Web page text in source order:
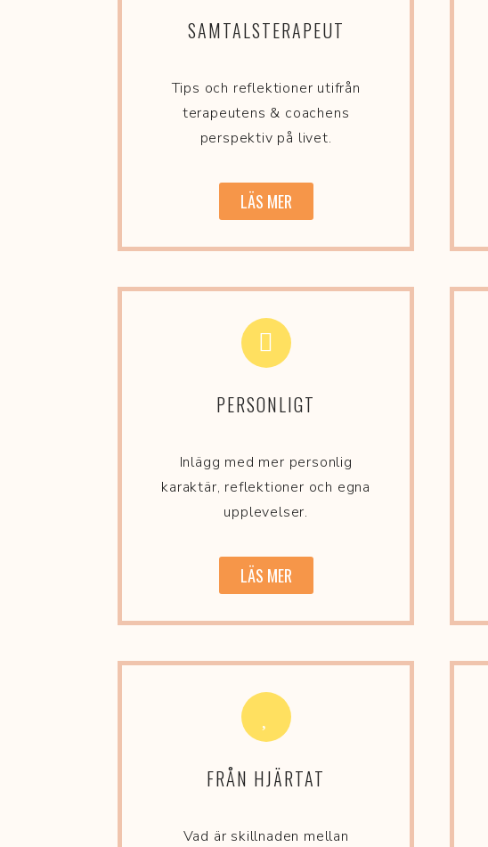
SAMTALSTERAPEUT
Tips och reflektioner utifrån
terapeutens & coachens
perspektiv på livet.
LÄS MER
PERSONLIGT
Inlägg med mer personlig
karaktär, reflektioner och egna
upplevelser.
LÄS MER
FRÅN HJÄRTAT
Vad är skillnaden mellan